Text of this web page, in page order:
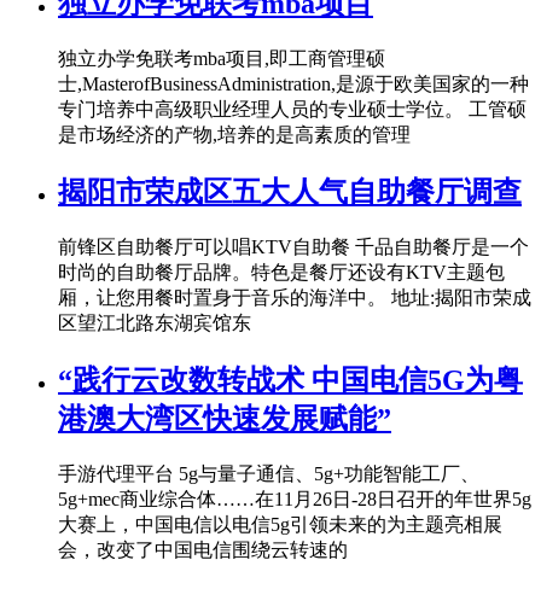
独立办学免联考mba项目,即工商管理硕
士,MasterofBusinessAdministration,是源于欧美国家的一种
专门培养中高级职业经理人员的专业硕士学位。 工管硕
是市场经济的产物,培养的是高素质的管理
揭阳市荣成区五大人气自助餐厅调查
前锋区自助餐厅可以唱KTV自助餐 千品自助餐厅是一个
时尚的自助餐厅品牌。特色是餐厅还设有KTV主题包
厢，让您用餐时置身于音乐的海洋中。 地址:揭阳市荣成
区望江北路东湖宾馆东
“践行云改数转战术 中国电信5G为粤
港澳大湾区快速发展赋能”
手游代理平台 5g与量子通信、5g+功能智能工厂、
5g+mec商业综合体……在11月26日-28日召开的年世界5g
大赛上，中国电信以电信5g引领未来的为主题亮相展
会，改变了中国电信围绕云转速的